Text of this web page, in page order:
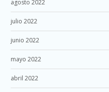
agosto 2022
julio 2022
junio 2022
mayo 2022
abril 2022